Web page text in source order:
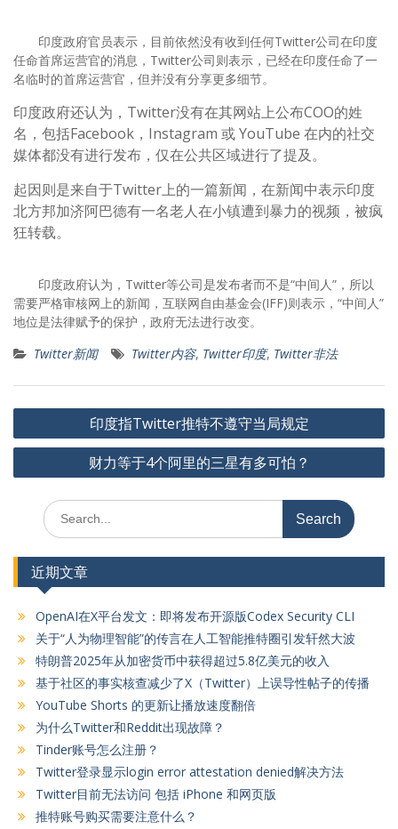
印度政府官员表示，目前依然没有收到任何Twitter公司在印度
任命首席运营官的消息，Twitter公司则表示，已经在印度任命了一
名临时的首席运营官，但并没有分享更多细节。
印度政府还认为，Twitter没有在其网站上公布COO的姓
名，包括Facebook，Instagram 或 YouTube 在内的社交
媒体都没有进行发布，仅在公共区域进行了提及。
起因则是来自于Twitter上的一篇新闻，在新闻中表示印度
北方邦加济阿巴德有一名老人在小镇遭到暴力的视频，被疯
狂转载。
印度政府认为，Twitter等公司是发布者而不是“中间人”，所以
需要严格审核网上的新闻，互联网自由基金会(IFF)则表示，“中间人”
地位是法律赋予的保护，政府无法进行改变。
Twitter新闻
Twitter内容, Twitter印度, Twitter非法
文
章
印度指Twitter推特不遵守当局规定
财力等于4个阿里的三星有多可怕？
Search
for:
近期文章
OpenAI在X平台发文：即将发布开源版Codex Security CLI
关于“人为物理智能”的传言在人工智能推特圈引发轩然大波
特朗普2025年从加密货币中获得超过5.8亿美元的收入
基于社区的事实核查减少了X（Twitter）上误导性帖子的传播
YouTube Shorts 的更新让播放速度翻倍
为什么Twitter和Reddit出现故障？
Tinder账号怎么注册？
Twitter登录显示login error attestation denied解决方法
Twitter目前无法访问 包括 iPhone 和网页版
推特账号购买需要注意什么？